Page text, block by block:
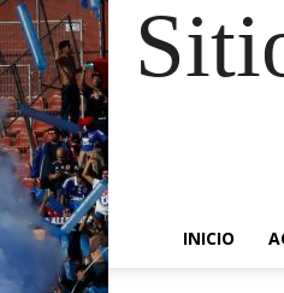
INICIO